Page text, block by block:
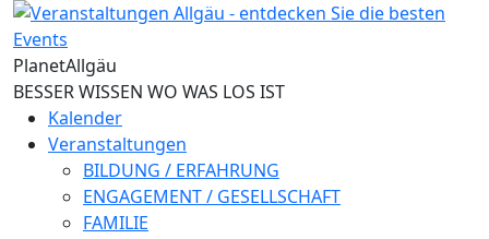
Direkt zum Inhalt
PlanetAllgäu
BESSER WISSEN WO WAS LOS IST
Kalender
Veranstaltungen
BILDUNG / ERFAHRUNG
ENGAGEMENT / GESELLSCHAFT
FAMILIE